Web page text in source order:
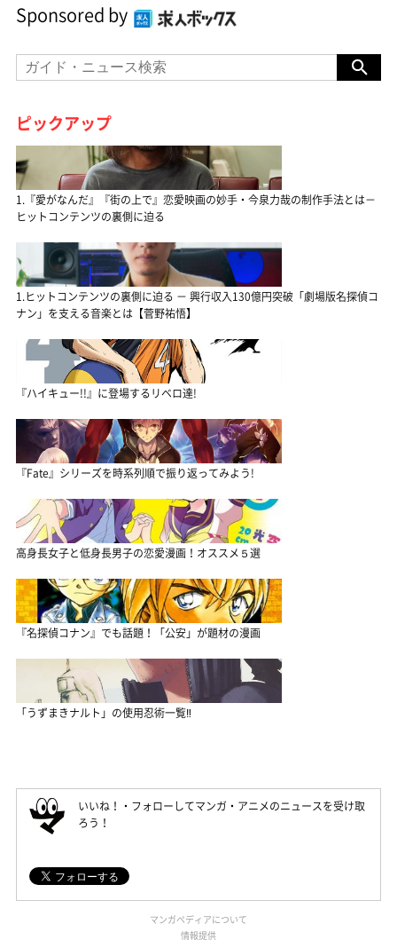
Sponsored by
ピックアップ
1.『愛がなんだ』『街の上で』恋愛映画の妙手・今泉力哉の制作手法とは－
ヒットコンテンツの裏側に迫る
1.ヒットコンテンツの裏側に迫る － 興行収入130億円突破「劇場版名探偵コ
ナン」を支える音楽とは【菅野祐悟】
『ハイキュー!!』に登場するリベロ達!
『Fate』シリーズを時系列順で振り返ってみよう!
高身長女子と低身長男子の恋愛漫画！オススメ５選
『名探偵コナン』でも話題！「公安」が題材の漫画
「うずまきナルト」の使用忍術一覧‼
いいね！・フォローしてマンガ・アニメのニュースを受け取
ろう！
マンガペディアについて
情報提供